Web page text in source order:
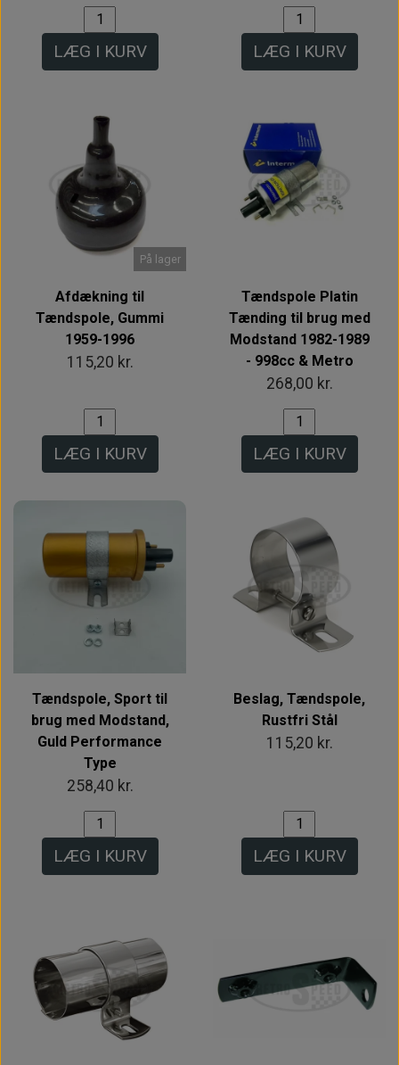
LÆG I KURV LÆG I KURV
På lager
Afdækning til
Tændspole, Gummi
1959-1996
115,20 kr.
LÆG I KURV
Tændspole Platin
Tænding til brug med
Modstand 1982-1989
- 998cc & Metro
268,00 kr.
LÆG I KURV
Tændspole, Sport til
brug med Modstand,
Guld Performance
Type
258,40 kr.
LÆG I KURV
Beslag, Tændspole,
Rustfri Stål
115,20 kr.
LÆG I KURV